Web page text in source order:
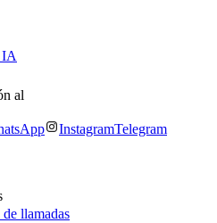
IA
al
InstagramTelegram
llamadas